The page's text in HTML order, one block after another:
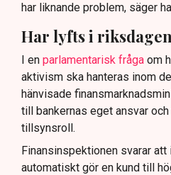
har liknande problem, säger
Har lyfts i
I en parlamentarisk fråga om
aktivism ska hanteras inom
hänvisade
till bankernas eget ansvar
tillsynsroll.
Finansinspektionen svarar
automatiskt gör en kund till